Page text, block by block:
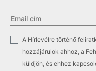
A Hírlevélre történő
hozzájárulok ahhoz, a
küldjön, és ehhez